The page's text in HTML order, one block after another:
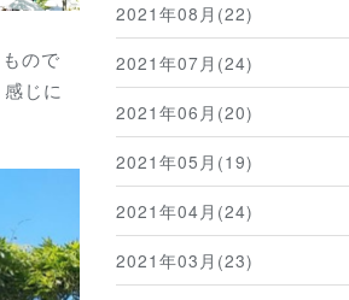
ので
じに
2021年08月(22)
2021年07月(24)
2021年06月(20)
2021年05月(19)
2021年04月(24)
2021年03月(23)